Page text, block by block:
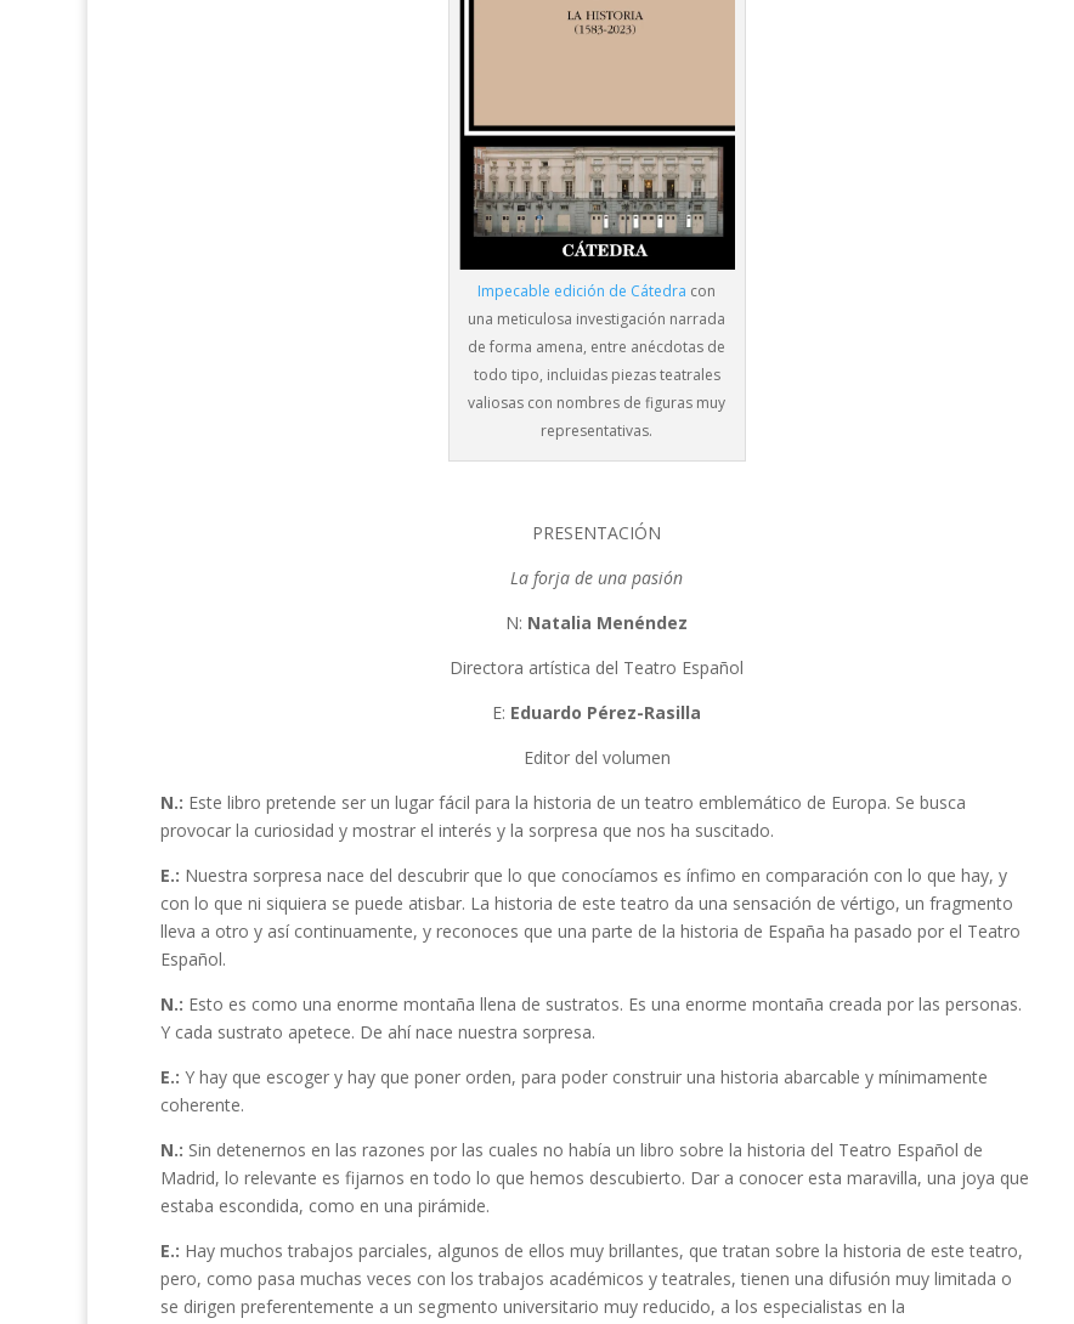
Impecable edición de Cátedra con
una meticulosa investigación narrada
de forma amena, entre anécdotas de
todo tipo, incluidas piezas teatrales
valiosas con nombres de figuras muy
representativas.
PRESENTACIÓN
La forja de una pasión
N: Natalia Menéndez
Directora artística del Teatro Español
E: Eduardo Pérez-Rasilla
Editor del volumen
N.: Este libro pretende ser un lugar fácil para la historia de un teatro emblemático de Europa. Se busca
provocar la curiosidad y mostrar el interés y la sorpresa que nos ha suscitado.
E.: Nuestra sorpresa nace del descubrir que lo que conocíamos es ínfimo en comparación con lo que hay, y
con lo que ni siquiera se puede atisbar. La historia de este teatro da una sensación de vértigo, un fragmento
lleva a otro y así continuamente, y reconoces que una parte de la historia de España ha pasado por el Teatro
Español.
N.: Esto es como una enorme montaña llena de sustratos. Es una enorme montaña creada por las personas.
Y cada sustrato apetece. De ahí nace nuestra sorpresa.
E.: Y hay que escoger y hay que poner orden, para poder construir una historia abarcable y mínimamente
coherente.
N.: Sin detenernos en las razones por las cuales no había un libro sobre la historia del Teatro Español de
Madrid, lo relevante es fijarnos en todo lo que hemos descubierto. Dar a conocer esta maravilla, una joya que
estaba escondida, como en una pirámide.
E.: Hay muchos trabajos parciales, algunos de ellos muy brillantes, que tratan sobre la historia de este teatro,
pero, como pasa muchas veces con los trabajos académicos y teatrales, tienen una difusión muy limitada o
se dirigen preferentemente a un segmento universitario muy reducido, a los especialistas en la